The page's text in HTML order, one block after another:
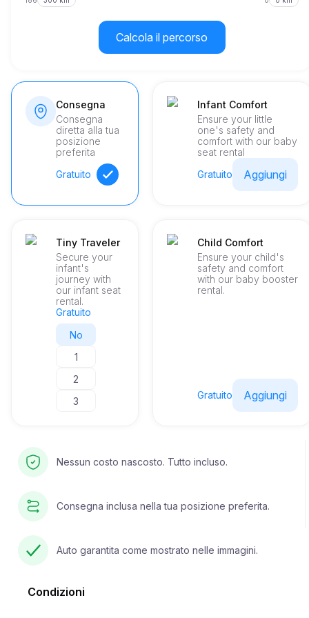
Calcola il percorso
Consegna
Consegna
diretta alla tua
posizione
preferita
Gratuito
Infant Comfort
Ensure your little
one's safety and
comfort with our baby
seat rental
Gratuito
Aggiungi
Tiny Traveler
Secure your
infant's
journey with
our infant seat
rental.
Gratuito
No
1
2
3
Child Comfort
Ensure your child's
safety and comfort
with our baby booster
rental.
Gratuito Aggiungi
Nessun costo nascosto. Tutto incluso.
Consegna inclusa nella tua posizione preferita.
Auto garantita come mostrato nelle immagini.
Condizioni